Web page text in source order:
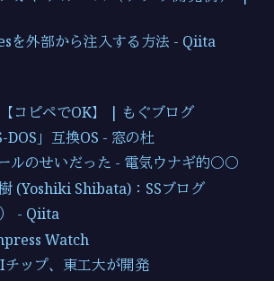
外部から注入する方法 - Qiita
コピペでOK】 | もぐブログ
DOS」互換OS - 窓の杜
ルのせいだった - 電気ウナギ的○○
(Yoshiki Shibata)：SSブログ
- Qiita
Watch
ップ、東工大が開発